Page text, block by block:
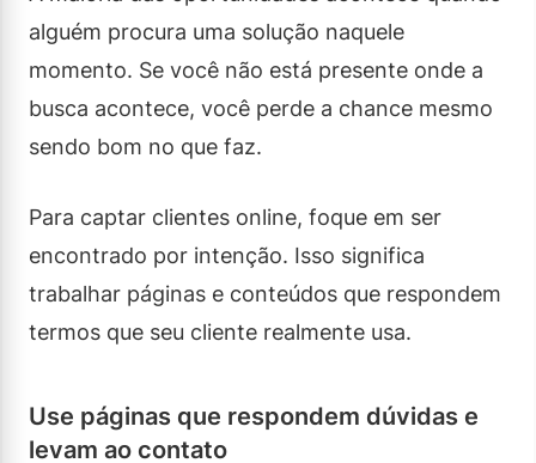
alguém procura uma solução naquele
momento. Se você não está presente onde a
busca acontece, você perde a chance mesmo
sendo bom no que faz.
Para captar clientes online, foque em ser
encontrado por intenção. Isso significa
trabalhar páginas e conteúdos que respondem
termos que seu cliente realmente usa.
Use páginas que respondem dúvidas e
levam ao contato